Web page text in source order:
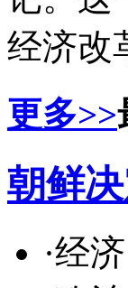
经济改
更多>>
朝鲜
·经济